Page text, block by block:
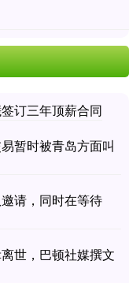
订三年顶薪合同
暂时被青岛方面叫
请，同时在等待
世，巴顿社媒撰文